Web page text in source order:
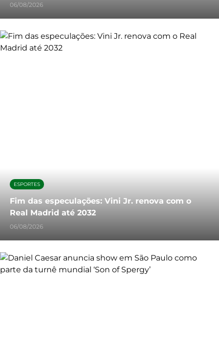
06/08/2026
ESPORTES
Fim das especulações: Vini Jr. renova com o
Real Madrid até 2032
06/08/2026